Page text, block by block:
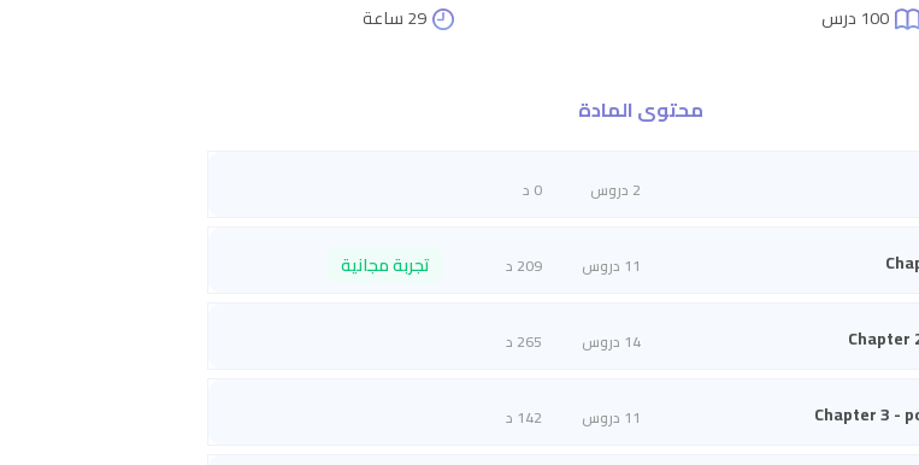
100 درس 29 ساعة
محتوى المادة
2 دروس 0 د
11 دروس 209 د تجربة مجانية
Chapter 14 دروس 265 د
Chapter 3 - 11 دروس 142 د